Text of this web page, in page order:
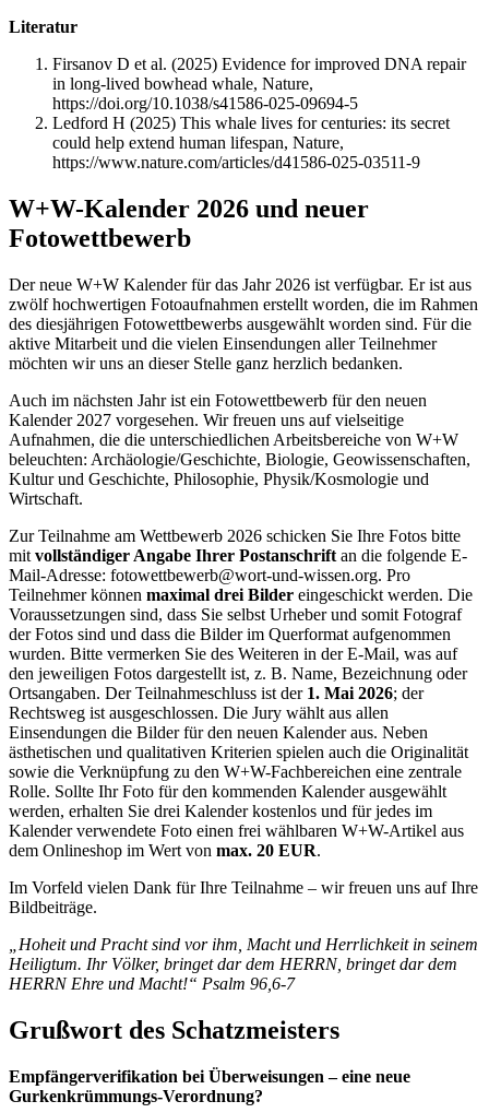
Literatur
Firsanov D et al. (2025) Evidence for improved DNA repair
in long-lived bowhead whale, Nature,
https://doi.org/10.1038/s41586-025-09694-5
Ledford H (2025) This whale lives for centuries: its secret
could help extend human lifespan, Nature,
https://www.nature.com/articles/d41586-025-03511-9
W+W-Kalender 2026 und neuer
Fotowettbewerb
Der neue W+W Kalender für das Jahr 2026 ist verfügbar. Er ist aus
zwölf hochwertigen Fotoaufnahmen erstellt worden, die im Rahmen
des diesjährigen Fotowettbewerbs ausgewählt worden sind. Für die
aktive Mitarbeit und die vielen Einsendungen aller Teilnehmer
möchten wir uns an dieser Stelle ganz herzlich bedanken.
Auch im nächsten Jahr ist ein Fotowettbewerb für den neuen
Kalender 2027 vorgesehen. Wir freuen uns auf vielseitige
Aufnahmen, die die unterschiedlichen Arbeitsbereiche von W+W
beleuchten: Archäologie/Geschichte, Biologie, Geowissenschaften,
Kultur und Geschichte, Philosophie, Physik/Kosmologie und
Wirtschaft.
Zur Teilnahme am Wettbewerb 2026 schicken Sie Ihre Fotos bitte
mit vollständiger Angabe Ihrer Postanschrift an die folgende E-
Mail-Adresse: fotowettbewerb@wort-und-wissen.org. Pro
Teilnehmer können maximal drei Bilder eingeschickt werden. Die
Voraussetzungen sind, dass Sie selbst Urheber und somit Fotograf
der Fotos sind und dass die Bilder im Querformat aufgenommen
wurden. Bitte vermerken Sie des Weiteren in der E-Mail, was auf
den jeweiligen Fotos dargestellt ist, z. B. Name, Bezeichnung oder
Ortsangaben. Der Teilnahmeschluss ist der 1. Mai 2026; der
Rechtsweg ist ausgeschlossen. Die Jury wählt aus allen
Einsendungen die Bilder für den neuen Kalender aus. Neben
ästhetischen und qualitativen Kriterien spielen auch die Originalität
sowie die Verknüpfung zu den W+W-Fachbereichen eine zentrale
Rolle. Sollte Ihr Foto für den kommenden Kalender ausgewählt
werden, erhalten Sie drei Kalender kostenlos und für jedes im
Kalender verwendete Foto einen frei wählbaren W+W-Artikel aus
dem Onlineshop im Wert von max. 20 EUR.
Im Vorfeld vielen Dank für Ihre Teilnahme – wir freuen uns auf Ihre
Bildbeiträge.
„Hoheit und Pracht sind vor ihm, Macht und Herrlichkeit in seinem
Heiligtum. Ihr Völker, bringet dar dem HERRN, bringet dar dem
HERRN Ehre und Macht!“ Psalm 96,6-7
Grußwort des Schatzmeisters
Empfängerverifikation bei Überweisungen – eine neue
Gurkenkrümmungs-Verordnung?